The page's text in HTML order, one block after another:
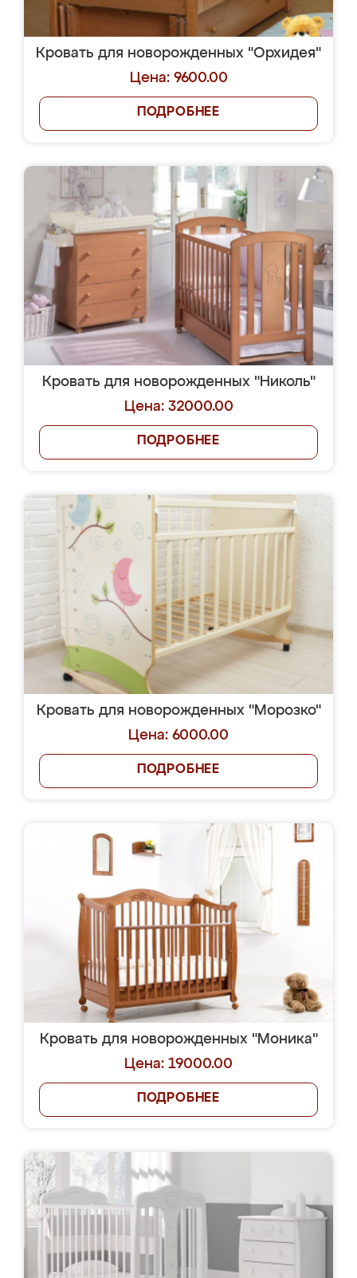
Кровать для новорожденных "Орхидея"
Цена: 9600.00
ПОДРОБНЕЕ
Кровать для новорожденных "Николь"
Цена: 32000.00
ПОДРОБНЕЕ
Кровать для новорожденных "Морозко"
Цена: 6000.00
ПОДРОБНЕЕ
Кровать для новорожденных "Моника"
Цена: 19000.00
ПОДРОБНЕЕ